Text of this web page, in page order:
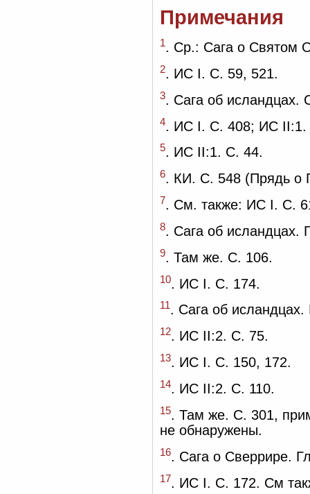
Примечания
1. Ср.: Сага о Святом
2. ИС I. С. 59, 521.
3. Сага об исландцах.
4. ИС I. С. 408; ИС II:1.
5. ИС II:1. С. 44.
6. КИ. С. 548 (Прядь о
7. См. также: ИС I. С.
8. Сага об исландцах.
9. Там же. С. 106.
10 . ИС I. С. 174.
11. Сага об исландцах.
12. ИС II:2. С. 75.
13. ИС I. С. 150, 172.
14. ИС II:2. С. 110.
15
. Там же. С. 301,
не обнаружены.
16. Сага о Сверрире.
17. ИС I. С. 172. См